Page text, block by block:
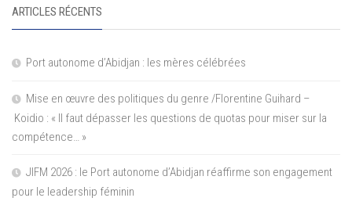
ARTICLES RÉCENTS
Port autonome d’Abidjan : les mères célébrées
Mise en œuvre des politiques du genre /Florentine Guihard –
Koidio : « Il faut dépasser les questions de quotas pour miser sur la
compétence… »
JIFM 2026 : le Port autonome d’Abidjan réaffirme son engagement
pour le leadership féminin